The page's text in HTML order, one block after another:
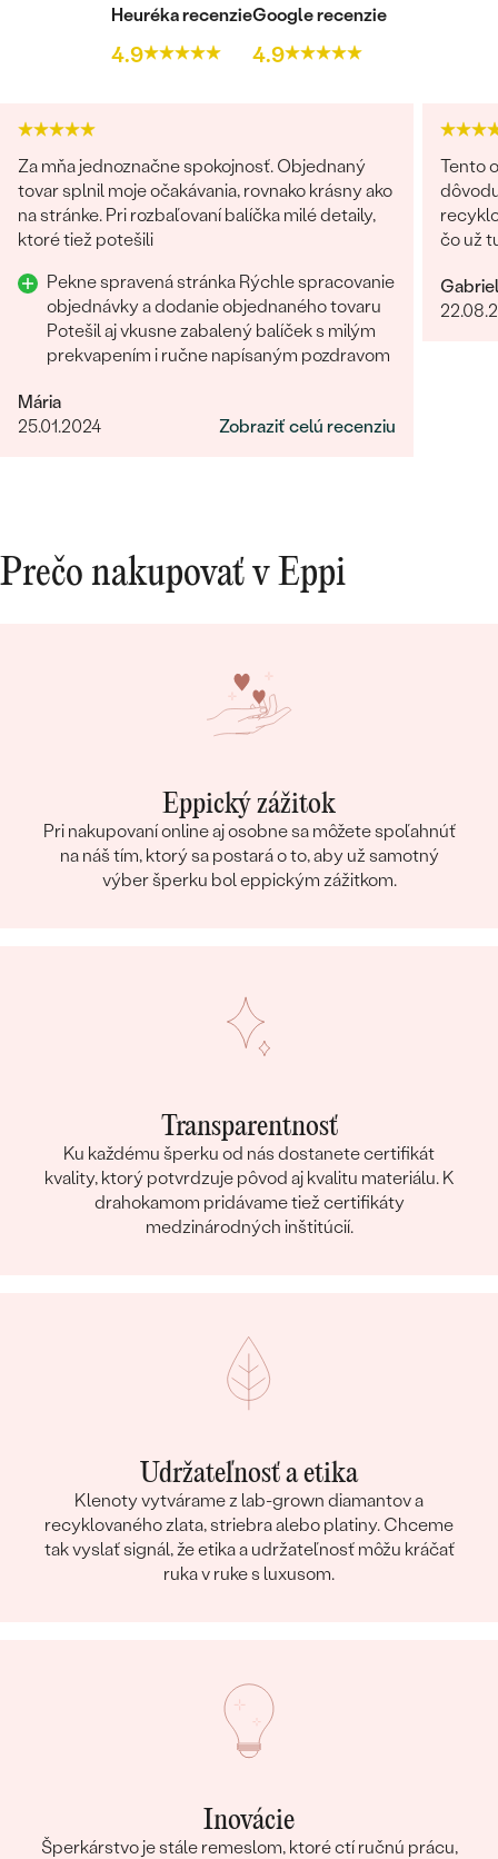
Heuréka recenzie
4.9
Google recenzie
4.9
Za mňa jednoznačne spokojnosť. Objednaný
tovar splnil moje očakávania, rovnako krásny ako
na stránke. Pri rozbaľovaní balíčka milé detaily,
ktoré tiež potešili
Pekne spravená stránka Rýchle spracovanie
objednávky a dodanie objednaného tovaru
Potešil aj vkusne zabalený balíček s milým
prekvapením i ručne napísaným pozdravom
Mária
25.01.2024
Zobraziť celú recenziu
Tento
čo už
namiesto
Prečo nakupovať v Eppi
Eppický zážitok
Pri nakupovaní online aj osobne sa môžete spoľahnúť
na náš tím, ktorý sa postará o to, aby už samotný
výber šperku bol eppickým zážitkom.
Transparentnosť
Ku každému šperku od nás dostanete certifikát
kvality, ktorý potvrdzuje pôvod aj kvalitu materiálu. K
drahokamom pridávame tiež certifikáty
medzinárodných inštitúcií.
Udržateľnosť a etika
Klenoty vytvárame z lab-grown diamantov a
recyklovaného zlata, striebra alebo platiny. Chceme
tak vyslať signál, že etika a udržateľnosť môžu kráčať
ruka v ruke s luxusom.
Inovácie
Šperkárstvo je stále remeslom, ktoré ctí ručnú prácu,